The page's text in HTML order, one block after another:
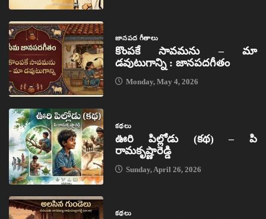
జానపద గీతాలు
కొంపకే సావమను – మా
డవుటుగాన్ని : జానపదగీతం
Monday, May 4, 2026
కథలు
ఊరి పిల్లోడు (కథ) – పి
రామకృష్ణారెడ్డి
Sunday, April 26, 2026
కథలు